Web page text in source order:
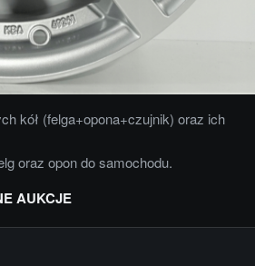
kół (felga+opona+czujnik) oraz ich
oraz opon do samochodu.
AUKCJE